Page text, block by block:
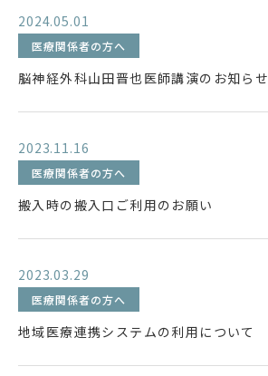
2024.05.01
医療関係者の方へ
脳神経外科山田晋也医師講演のお知らせ
2023.11.16
医療関係者の方へ
搬入時の搬入口ご利用のお願い
2023.03.29
医療関係者の方へ
地域医療連携システムの利用について